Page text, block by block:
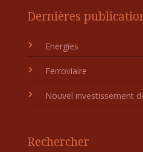
Dernières
Energies
Ferroviaire
Nouvel investissement
Rechercher